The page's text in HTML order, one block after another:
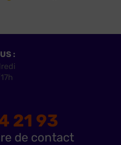
:
21 93
de contact